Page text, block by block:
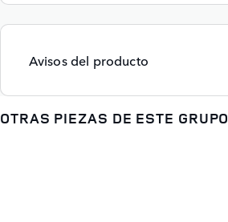
Avisos del producto
OTRAS PIEZAS DE ESTE GRUPO